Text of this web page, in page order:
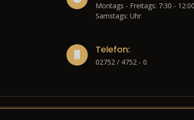
Montags - Freitags: 7:30 -
Samstags: Uhr
Telefon:
02752 / 4752 - 0